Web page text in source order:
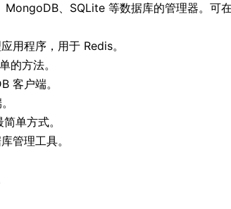
、SQLite 等数据库的管理器。可
用程序，用于 Redis。
的方法。
客户端。
单方式。
管理工具。